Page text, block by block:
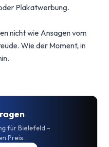
Plakatwerbung.
nicht wie Ansagen vom
Wie der Moment, in
für Bielefeld –
Preis.